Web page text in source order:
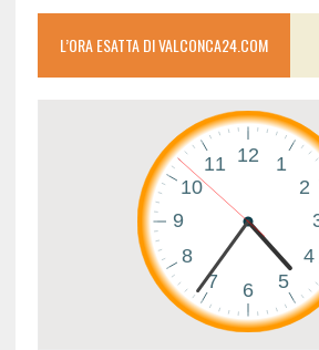
L’ORA ESATTA DI VALCONCA24.COM